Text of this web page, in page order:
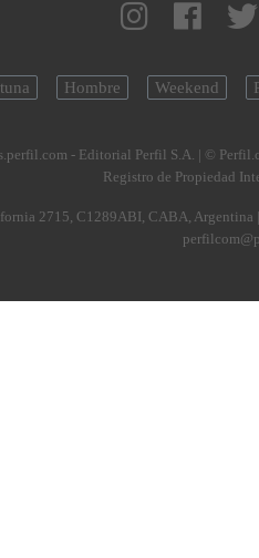
Hombre Weekend
- Editorial Perfil S.A. | ©
Registro de Propiedad
2715, C1289ABI, CABA, Argentina